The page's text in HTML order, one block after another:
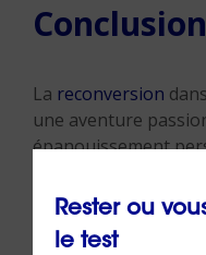
Conclusion
La reconversion
une aventure
épanouissement
les bonnes
d’experts comme
métiers devient une
Rester ou
le test